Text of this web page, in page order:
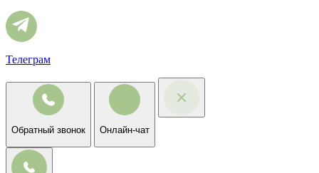
Телеграм
Обратный звонок Онлайн-чат